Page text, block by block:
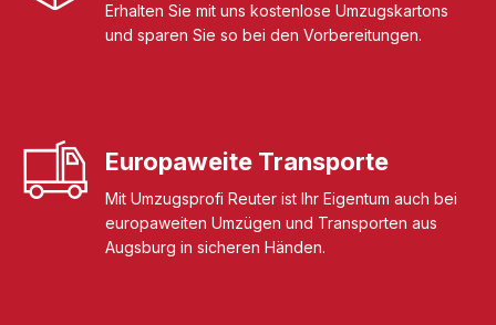
Erhalten Sie mit uns kostenlose Umzugskartons
und sparen Sie so bei den Vorbereitungen.
Europaweite Transporte
Mit Umzugsprofi Reuter ist Ihr Eigentum auch bei
europaweiten Umzügen und Transporten aus
Augsburg in sicheren Händen.